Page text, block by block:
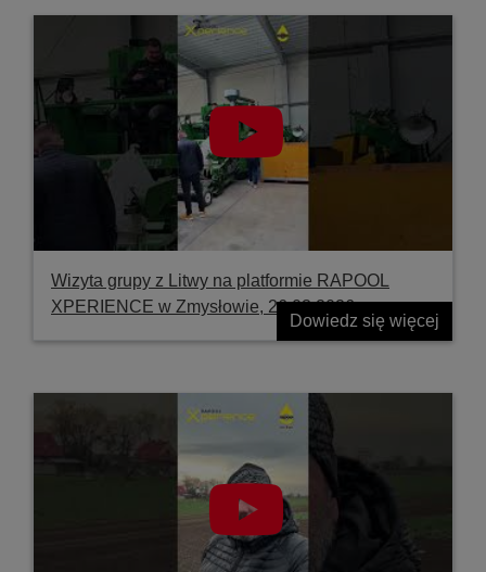
Wizyta grupy z Litwy na platformie RAPOOL
XPERIENCE w Zmysłowie, 26.03.2026
Dowiedz się więcej